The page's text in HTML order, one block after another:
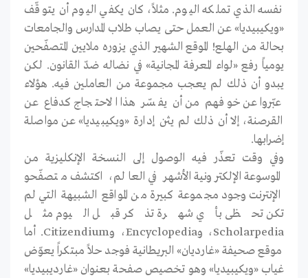
نفسه الذي تملكه اليوم. مثلاً، كان يكفي اليوم أن يتوقّف
«ويكيبيديا» عن العمل حتى يصاب طلاب المدارس والجامعات
بحالة من الهلع! الموقع الشهير الذي يزوره ملايين المتصفّحين
يومياً رفع «لواء المعرفة المجانية» في نضاله ضدّ القانون. لكن
يبدو أن ذلك لم يعجب مجموعة من العاملين فيه. هؤلاء
عبّروا عن خوفهم من أن يفسّر هذا الاحتجاج كدفاع عن
القرصنة، إلا أن ذلك لم يثن إدارة «ويكيبيديا» عن مواصلة
إضرابها.
وفي وقت تعذّر فيه الوصول إلى النسخة الإنكليزية من
الموسوعة الإلكترونية الأشهر في العالم، اكتشف متصفّحو
الإنترنت وجود مجموعة كبيرة من المواقع الشبيهة التي لم
تكن تحظى بأي شهرة تذكر قبل اليوم مثل
Scholarpedia، وEncyclopedia، وCitizendium. أما
موقع صحيفة «غارديان» البريطانية فوجد حلاً مبتكراً يعوّض
غياب «ويكيبيديا» وهو تخصيص صفحة بعنوان «غارديبيديا»